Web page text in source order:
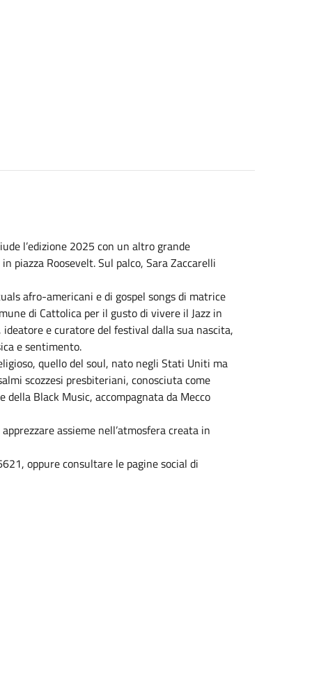
l’edizione 2025 con un altro grande
piazza Roosevelt. Sul palco, Sara Zaccarelli
afro-americani e di gospel songs di matrice
di Cattolica per il gusto di vivere il Jazz in
e curatore del festival dalla sua nascita,
e sentimento.
quello del soul, nato negli Stati Uniti ma
scozzesi presbiteriani, conosciuta come
Black Music, accompagnata da Mecco
assieme nell’atmosfera creata in
oppure consultare le pagine social di